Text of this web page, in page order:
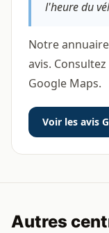
l'heure du
Notre
avis.
Google Maps.
Voir les avis
Autres